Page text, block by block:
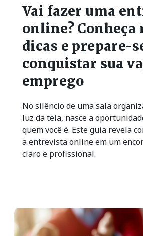
Vai fazer uma
online? Conheça
dicas e prepare-
conquistar sua
emprego
No silêncio de uma sala
luz da tela, nasce a
quem você é. Este guia revela
a entrevista online em um
claro e profissional.